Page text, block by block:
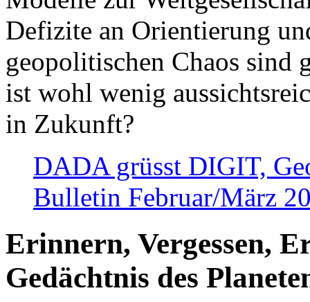
Defizite an Orientierung
geopolitischen Chaos sind
ist wohl wenig
in Zukunft?
DADA grüsst DIGIT,
Bulletin Februar/März
Erinnern, Vergessen,
Gedächtnis des